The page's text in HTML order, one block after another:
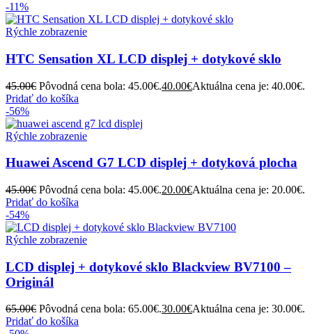
-11%
Rýchle zobrazenie
HTC Sensation XL LCD displej + dotykové sklo
45.00€ Pôvodná cena bola: 45.00€.40.00€Aktuálna cena je: 40.00€.
Pridať do košíka
-56%
Rýchle zobrazenie
Huawei Ascend G7 LCD displej + dotyková plocha
45.00€ Pôvodná cena bola: 45.00€.20.00€Aktuálna cena je: 20.00€.
Pridať do košíka
-54%
Rýchle zobrazenie
LCD displej + dotykové sklo Blackview BV7100 –
Originál
65.00€ Pôvodná cena bola: 65.00€.30.00€Aktuálna cena je: 30.00€.
Pridať do košíka